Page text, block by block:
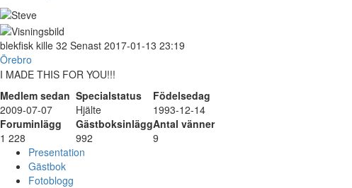
blekfisk kille 32 Senast 2017-01-13 23:19
Örebro
I MADE THIS FOR YOU!!!
Medlem sedan Specialstatus
Födelsedag
2009-07-07
Hjälte
1993-12-14
Foruminlägg
GästboksinläggAntal vänner
1 228
992
9
Presentation
Gästbok
Fotoblogg